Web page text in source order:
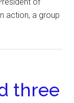
action, a group
three